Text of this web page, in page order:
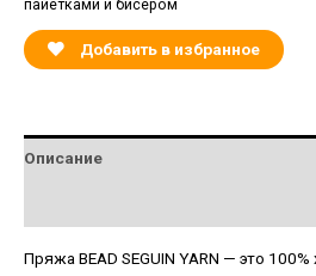
пайетками и бисером
Добавить в избранное
Описание
Пряжа BEAD SEGUIN YARN — это